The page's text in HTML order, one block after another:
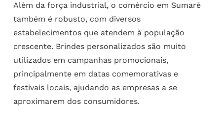
Além da força industrial, o comércio em Sumaré
também é robusto, com diversos
estabelecimentos que atendem à população
crescente. Brindes personalizados são muito
utilizados em campanhas promocionais,
principalmente em datas comemorativas e
festivais locais, ajudando as empresas a se
aproximarem dos consumidores.